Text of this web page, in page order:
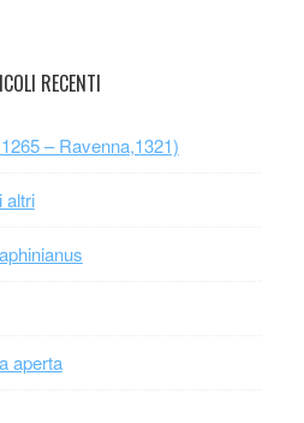
RECENTI
– Ravenna,1321)
altri
aperta